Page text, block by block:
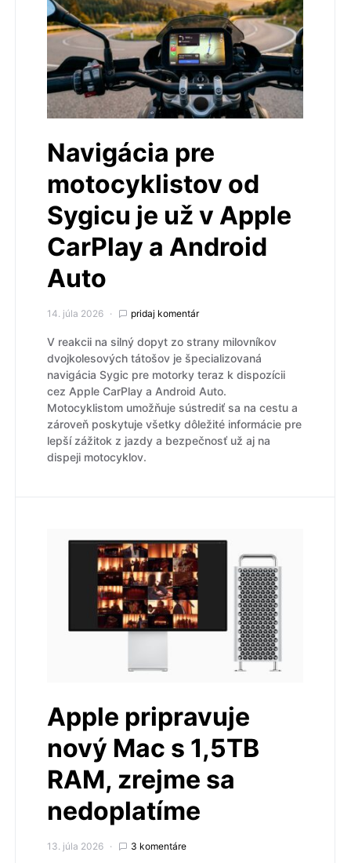
Navigácia pre
motocyklistov od
Sygicu je už v Apple
CarPlay a Android
Auto
14. júla 2026 pridaj komentár
V reakcii na silný dopyt zo strany milovníkov
dvojkolesových tátošov je špecializovaná
navigácia Sygic pre motorky teraz k dispozícii
cez Apple CarPlay a Android Auto.
Motocyklistom umožňuje sústrediť sa na cestu a
zároveň poskytuje všetky dôležité informácie pre
lepší zážitok z jazdy a bezpečnosť už aj na
dispeji motocyklov.
Apple pripravuje
nový Mac s 1,5TB
RAM, zrejme sa
nedoplatíme
13. júla 2026 3 komentáre